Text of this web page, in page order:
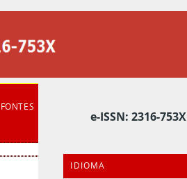
e-ISSN: 2316-753X
IDIOMA
FONTES